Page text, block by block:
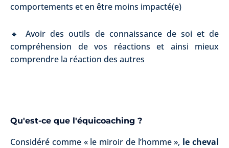
comportements et en être moins impacté(e)
🔹 Avoir des outils de connaissance de soi et de
compréhension de vos réactions et ainsi mieux
comprendre la réaction des autres
Qu'est-ce que l'équicoaching ?
Considéré comme « le miroir de l’homme », le cheval